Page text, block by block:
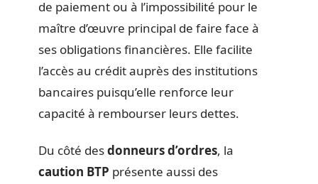
de paiement ou à l’impossibilité pour le
maître d’œuvre principal de faire face à
ses obligations financières. Elle facilite
l’accès au crédit auprès des institutions
bancaires puisqu’elle renforce leur
capacité à rembourser leurs dettes.
Du côté desdonneurs d’ordres, la
caution BTP présente aussi des